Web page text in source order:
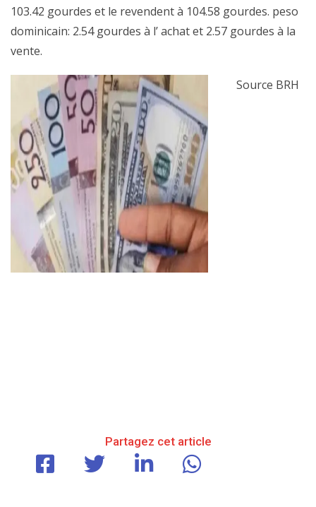
103.42 gourdes et le revendent à 104.58 gourdes. peso
dominicain: 2.54 gourdes à l’ achat et 2.57 gourdes à la
vente.
Source BRH
Partagez cet article